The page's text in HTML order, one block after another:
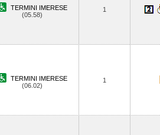
TERMINI IMERESE
(05.58)
1
TERMINI IMERESE
(06.02)
1